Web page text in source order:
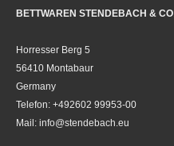
BETTWAREN STENDEBACH & CO
Horresser Berg 5
56410 Montabaur
Germany
Telefon: +492602 99953-00
Mail: info@stendebach.eu